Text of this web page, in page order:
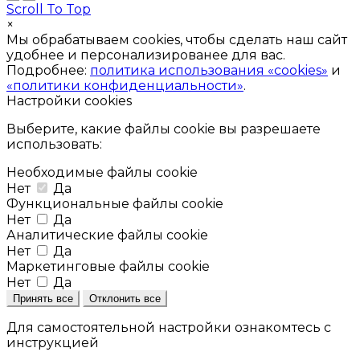
Scroll To Top
×
Мы обрабатываем cookies, чтобы сделать наш сайт
удобнее и персонализированее для вас.
Подробнее: политика использования «cookies» и
«политики конфиденциальности».
Настройки cookies
Выберите, какие файлы cookie вы разрешаете
использовать:
Необходимые файлы cookie
Нет
Да
Функциональные файлы cookie
Нет
Да
Аналитические файлы cookie
Нет
Да
Маркетинговые файлы cookie
Нет
Да
Принять все Отклонить все
Для самостоятельной настройки ознакомтесь с
инструкцией